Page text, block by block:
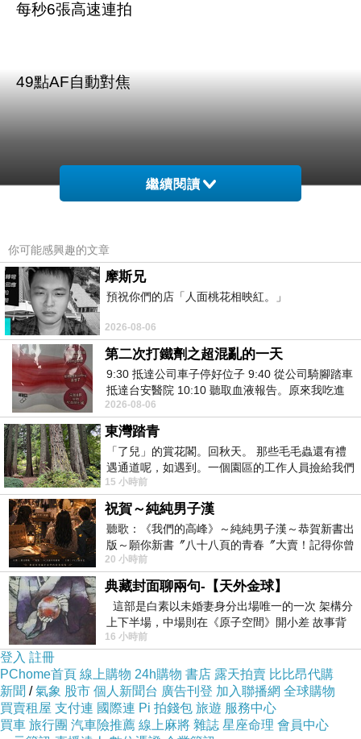
每秒6張高速連拍
49點AF自動對焦
商品訊息描述:
FUJIFILM X-Pro1 BODY 單機身(平
富士從傳統照片軟片經驗中獲得靈感，開發出新型 X-Trans CMOS 感應
新一代混合式觀景窗，根據不同焦距的鏡頭有不同的放大倍率。專門量
力，功能性更強大，多重曝光，軟片模擬模式，以
產品特色
X-Trans CMOS
X-Trans CMOS 感應器的色彩濾鏡陣列，主要是針對傳統相機摩爾紋的
低了摩爾紋和偽色的形成，不必使用低通濾鏡，使X-Trans CMOS 感應器
一般色彩濾鏡陣列
?傳統的低通濾鏡可抑制摩爾紋和雜色，但也因此導致解析度降低。
繼續閱讀
你可能感興趣的文章
摩斯兄
預祝你們的店「人面桃花相映紅。」
2026-08-06
第二次打鐵劑之超混亂的一天
9:30 抵達公司車子停好位子 9:40 從公司騎腳踏車
抵達台安醫院 10:10 聽取血液報告。原來我吃進
去的 B12 彌可保並非沒有吸收而是超
2026-08-06
東灣踏青
「了兒」的賞花閣。回秋天。 那些毛毛蟲還有禮
遇通道呢，如遇到。一個園區的工作人員撿給我們
細賞。
15 小時前
祝賀～純純男子漢
聽歌：《我們的高峰》～純純男子漢～恭賀新書出
版～願你新書〞八十八頁的青春〞大賣！記得你曾
經在我的版留言…「好讚的圖^^感覺大家
20 小時前
典藏封面聊兩句-【天外金球】
這部是白素以未婚妻身分出場唯一的一次 架構分
上下半場，中場則在《原子空間》開小差 故事背
景影射西藏境外流亡 地下組織
16 小時前
登入 註冊
PChome首頁 線上購物 24h購物 書店 露天拍賣 比比昂代購
新聞 /氣象 股市 個人新聞台 廣告刊登 加入聯播網 全球購物
買賣租屋 支付連 國際連 Pi 拍錢包 旅遊 服務中心
買車 旅行團 汽車險推薦 線上麻將 雜誌 星座命理 會員中心